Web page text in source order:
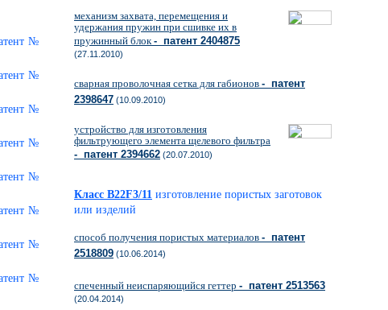
механизм захвата, перемещения и
удержания пружин при сшивке их в
пружинный блок- патент 2404875
(27.11.2010)
сварная проволочная сетка для габионов - патент
2398647 (10.09.2010)
устройство для изготовления
фильтрующего элемента щелевого фильтра
- патент 2394662 (20.07.2010)
Класс B22F3/11 изготовление пористых заготовок
или изделий
способ получения пористых материалов - патент
2518809 (10.06.2014)
спеченный неиспаряющийся геттер - патент 2513563
(20.04.2014)